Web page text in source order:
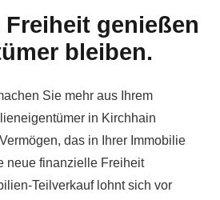
genießen
bleiben.
Sie mehr aus Ihrem
in Kirchhain
das in Ihrer Immobilie
neue finanzielle Freiheit
Teilverkauf lohnt sich vor